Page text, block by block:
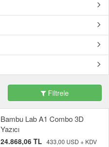
Filtrele
Bambu Lab A1 Combo 3D
Yazıcı
24.868,06 TL 433,00 USD + KDV